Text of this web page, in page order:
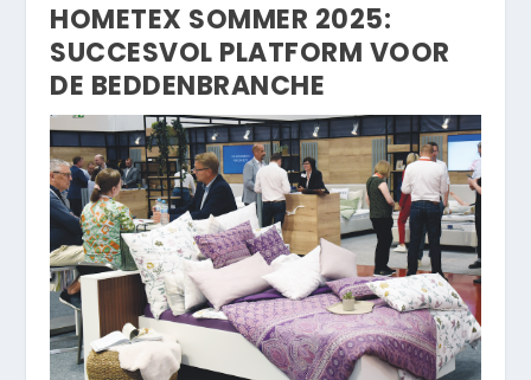
HOMETEX SOMMER 2025:
SUCCESVOL PLATFORM VOOR
DE BEDDENBRANCHE